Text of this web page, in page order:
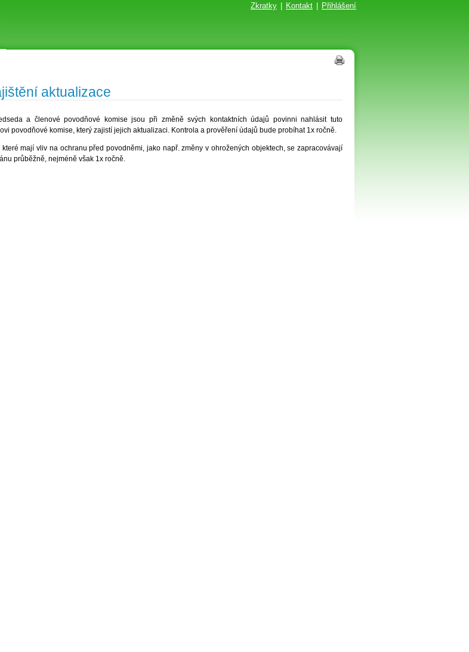
Zkratky Kontakt Přihlášení
aktualizace
a členové povodňové komise jsou při změně svých kontaktních údajů povinni nahlásit tuto
povodňové komise, který zajistí jejich aktualizaci. Kontrola a prověření údajů bude probíhat 1x ročně.
které mají vliv na ochranu před povodněmi, jako např. změny v ohrožených objektech, se zapracovávají
průběžně, nejméně však 1x ročně.